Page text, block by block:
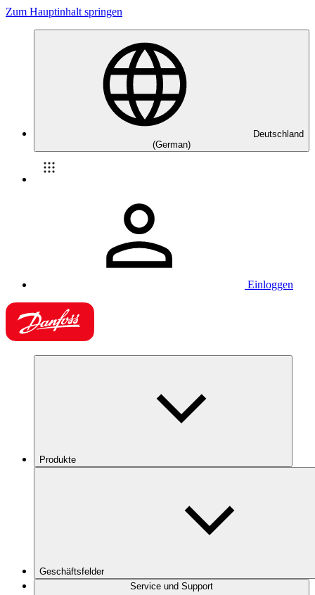
Zum Hauptinhalt springen
Deutschland
(German)
Einloggen
Produkte
Geschäftsfelder
Service und Support